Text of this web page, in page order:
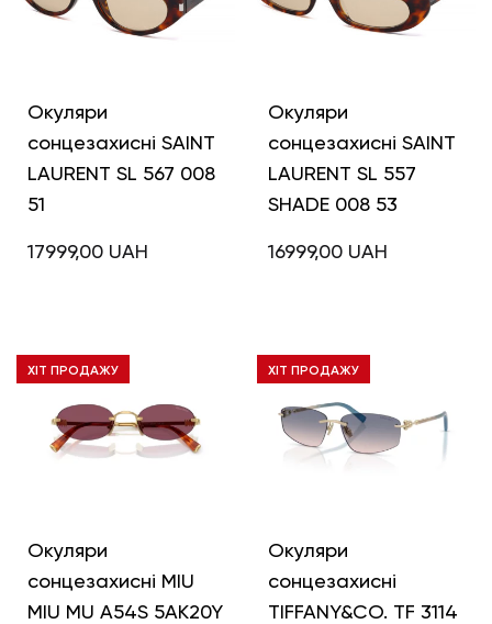
Окуляри
сонцезахисні SAINT
LAURENT SL 567 008
51
17999,00 UAH
Окуляри
сонцезахисні SAINT
LAURENT SL 557
SHADE 008 53
16999,00 UAH
ХІТ ПРОДАЖУ
Окуляри
сонцезахисні MIU
MIU MU A54S 5AK20Y
ХІТ ПРОДАЖУ
Окуляри
сонцезахисні
TIFFANY&CO. TF 3114